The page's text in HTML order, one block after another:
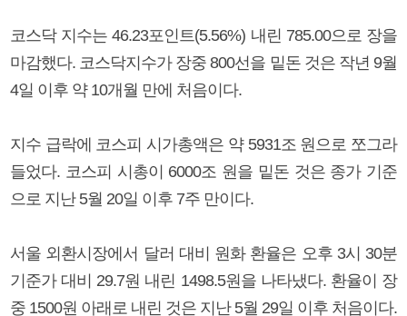
코스닥 지수는 46.23포인트(5.56%) 내린 785.00으로 장을
마감했다. 코스닥지수가 장중 800선을 밑돈 것은 작년 9월
4일 이후 약 10개월 만에 처음이다.
지수 급락에 코스피 시가총액은 약 5931조 원으로 쪼그라
들었다. 코스피 시총이 6000조 원을 밑돈 것은 종가 기준
으로 지난 5월 20일 이후 7주 만이다.
서울 외환시장에서 달러 대비 원화 환율은 오후 3시 30분
기준가 대비 29.7원 내린 1498.5원을 나타냈다. 환율이 장
중 1500원 아래로 내린 것은 지난 5월 29일 이후 처음이다.